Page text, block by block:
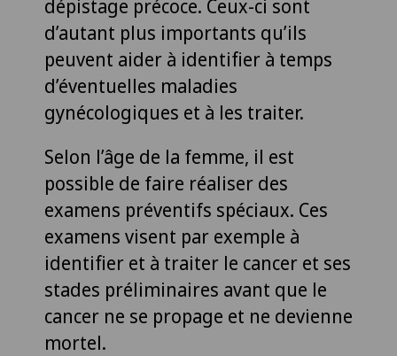
dépistage précoce. Ceux-ci sont
d’autant plus importants qu’ils
peuvent aider à identifier à temps
d’éventuelles maladies
gynécologiques et à les traiter.
Selon l’âge de la femme, il est
possible de faire réaliser des
examens préventifs spéciaux. Ces
examens visent par exemple à
identifier et à traiter le cancer et ses
stades préliminaires avant que le
cancer ne se propage et ne devienne
mortel.